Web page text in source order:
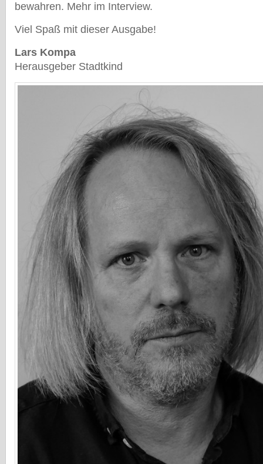
bewahren. Mehr im Interview.
Viel Spaß mit dieser Ausgabe!
Lars Kompa
Herausgeber Stadtkind